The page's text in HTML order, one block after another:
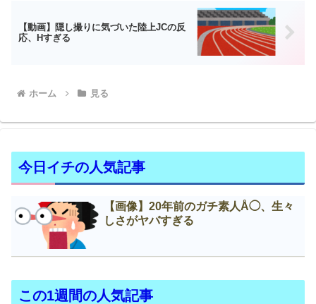
【動画】隠し撮りに気づいた陸上JCの反
応、Нすぎる
ホーム 見る
今日イチの人気記事
【画像】20年前のガチ素人Å◯、生々
しさがヤバすぎる
この1週間の人気記事